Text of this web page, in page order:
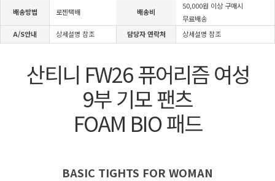
배송방법 로젠택배 배송비
50,000원 이상 구매시
무료배송
A/S안내
상세설명 참조 담당자 연락처 상세설명 참조
산티니 FW26 퓨어리즘 여성
9부 기모 팬츠
FOAM BIO 패드
BASIC TIGHTS FOR WOMAN